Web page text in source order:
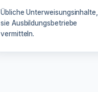
Übliche
sie Ausbildungsbetriebe
vermitteln.